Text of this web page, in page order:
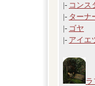
|- コンス
|- ターナ
|- ゴヤ
|- アイエ